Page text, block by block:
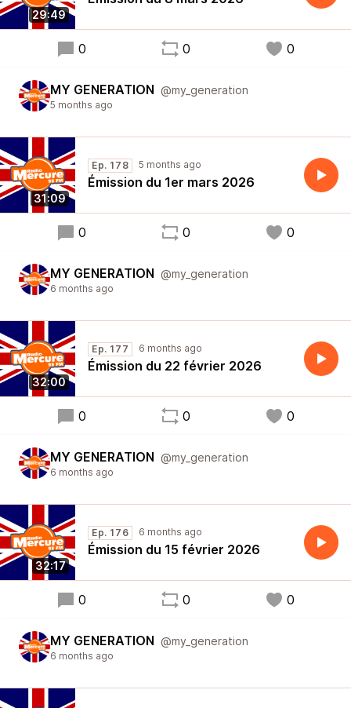
29:49
0 0 0
MY GENERATION @my_generation
5 months ago
31:09
Ep. 178 5 months ago
Émission du 1er mars 2026
0 0 0
MY GENERATION @my_generation
6 months ago
32:00
Ep. 177 6 months ago
Émission du 22 février 2026
0 0 0
MY GENERATION @my_generation
6 months ago
32:17
Ep. 176 6 months ago
Émission du 15 février 2026
0 0 0
MY GENERATION @my_generation
6 months ago